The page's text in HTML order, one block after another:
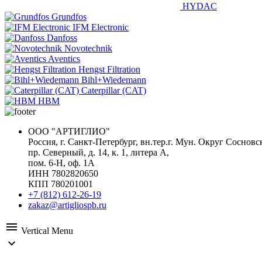
HYDAC
Grundfos
IFM Electronic
Danfoss
Novotechnik
Aventics
Hengst Filtration
Bihl+Wiedemann
Caterpillar (CAT)
HBM
ООО "АРТИГЛИО"
Россия, г. Санкт-Петербург, вн.тер.г. Мун. Округ
пр. Северный, д. 14, к. 1, литера А,
пом. 6-Н, оф. 1А
ИНН 7802820650
КПП 780201001
+7 (812) 612-26-19
zakaz@artigliospb.ru
menu Vertical Menu
expand_more